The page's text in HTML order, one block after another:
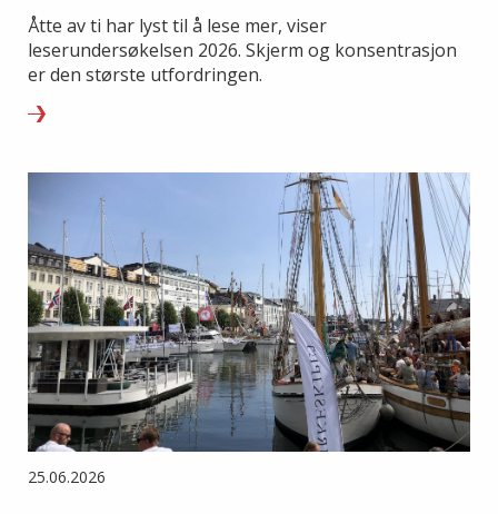
Åtte av ti har lyst til å lese mer, viser
leserundersøkelsen 2026. Skjerm og konsentrasjon
er den største utfordringen.
25.06.2026